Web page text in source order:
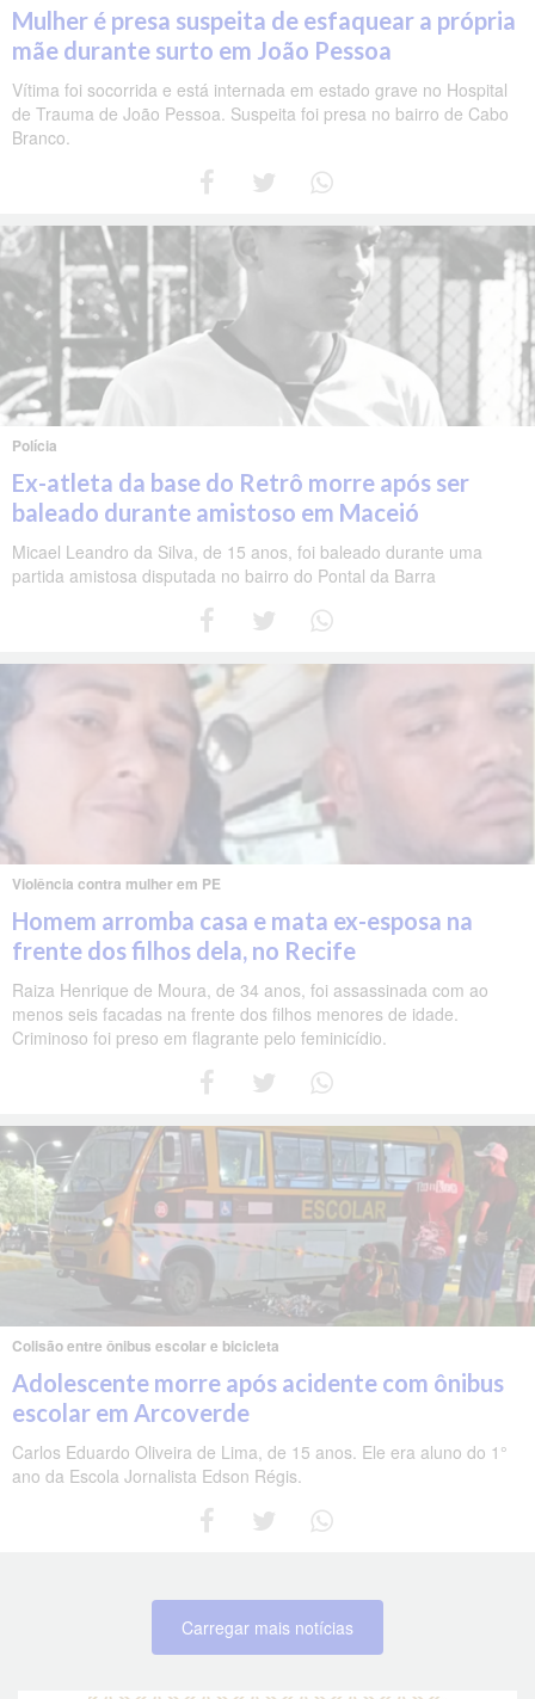
Mulher é presa suspeita de esfaquear a própria
mãe durante surto em João Pessoa
Vítima foi socorrida e está internada em estado grave no Hospital
de Trauma de João Pessoa. Suspeita foi presa no bairro de Cabo
Branco.
Polícia
Ex-atleta da base do Retrô morre após ser
baleado durante amistoso em Maceió
Micael Leandro da Silva, de 15 anos, foi baleado durante uma
partida amistosa disputada no bairro do Pontal da Barra
Violência contra mulher em PE
Homem arromba casa e mata ex-esposa na
frente dos filhos dela, no Recife
Raiza Henrique de Moura, de 34 anos, foi assassinada com ao
menos seis facadas na frente dos filhos menores de idade.
Criminoso foi preso em flagrante pelo feminicídio.
Colisão entre ônibus escolar e bicicleta
Adolescente morre após acidente com ônibus
escolar em Arcoverde
Carlos Eduardo Oliveira de Lima, de 15 anos. Ele era aluno do 1°
ano da Escola Jornalista Edson Régis.
Carregar mais notícias